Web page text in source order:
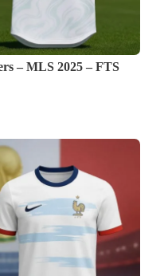
– MLS 2025 – FTS